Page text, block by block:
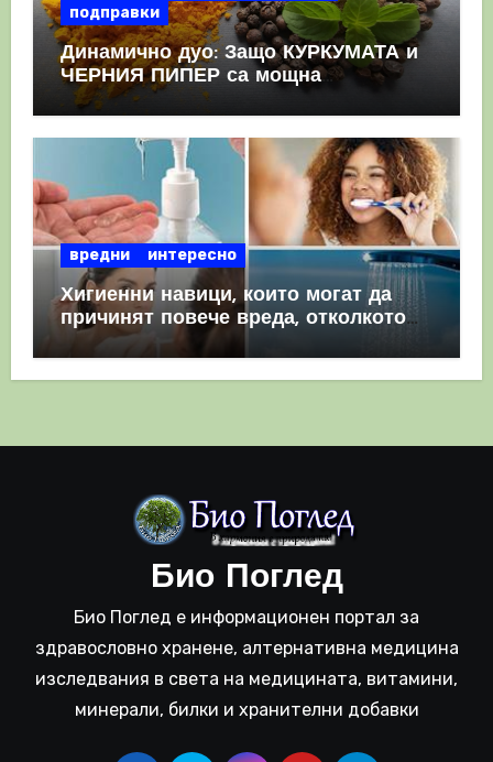
подправки
Динамично дуо: Защо КУРКУМАТА и
ЧЕРНИЯ ПИПЕР са мощна
комбинация
вредни интересно
Хигиенни навици, които могат да
причинят повече вреда, отколкото
полза
Био Поглед
Био Поглед е информационен портал за
здравословно хранене, алтернативна медицина
изследвания в света на медицината, витамини,
минерали, билки и хранителни добавки